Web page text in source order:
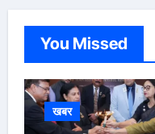
You Missed
खबर